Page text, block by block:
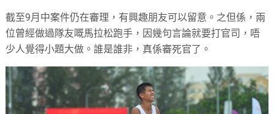
截至9月中案件仍在審理，有興趣朋友可以留意。之但係，兩
位曾經做過隊友嘅馬拉松跑手，因幾句言論就要打官司，唔
少人覺得小題大做。誰是誰非，真係審死官了。